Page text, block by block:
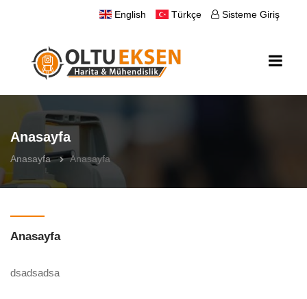
English Türkçe Sisteme Giriş
Anasayfa
Anasayfa Anasayfa
Anasayfa
dsadsadsa